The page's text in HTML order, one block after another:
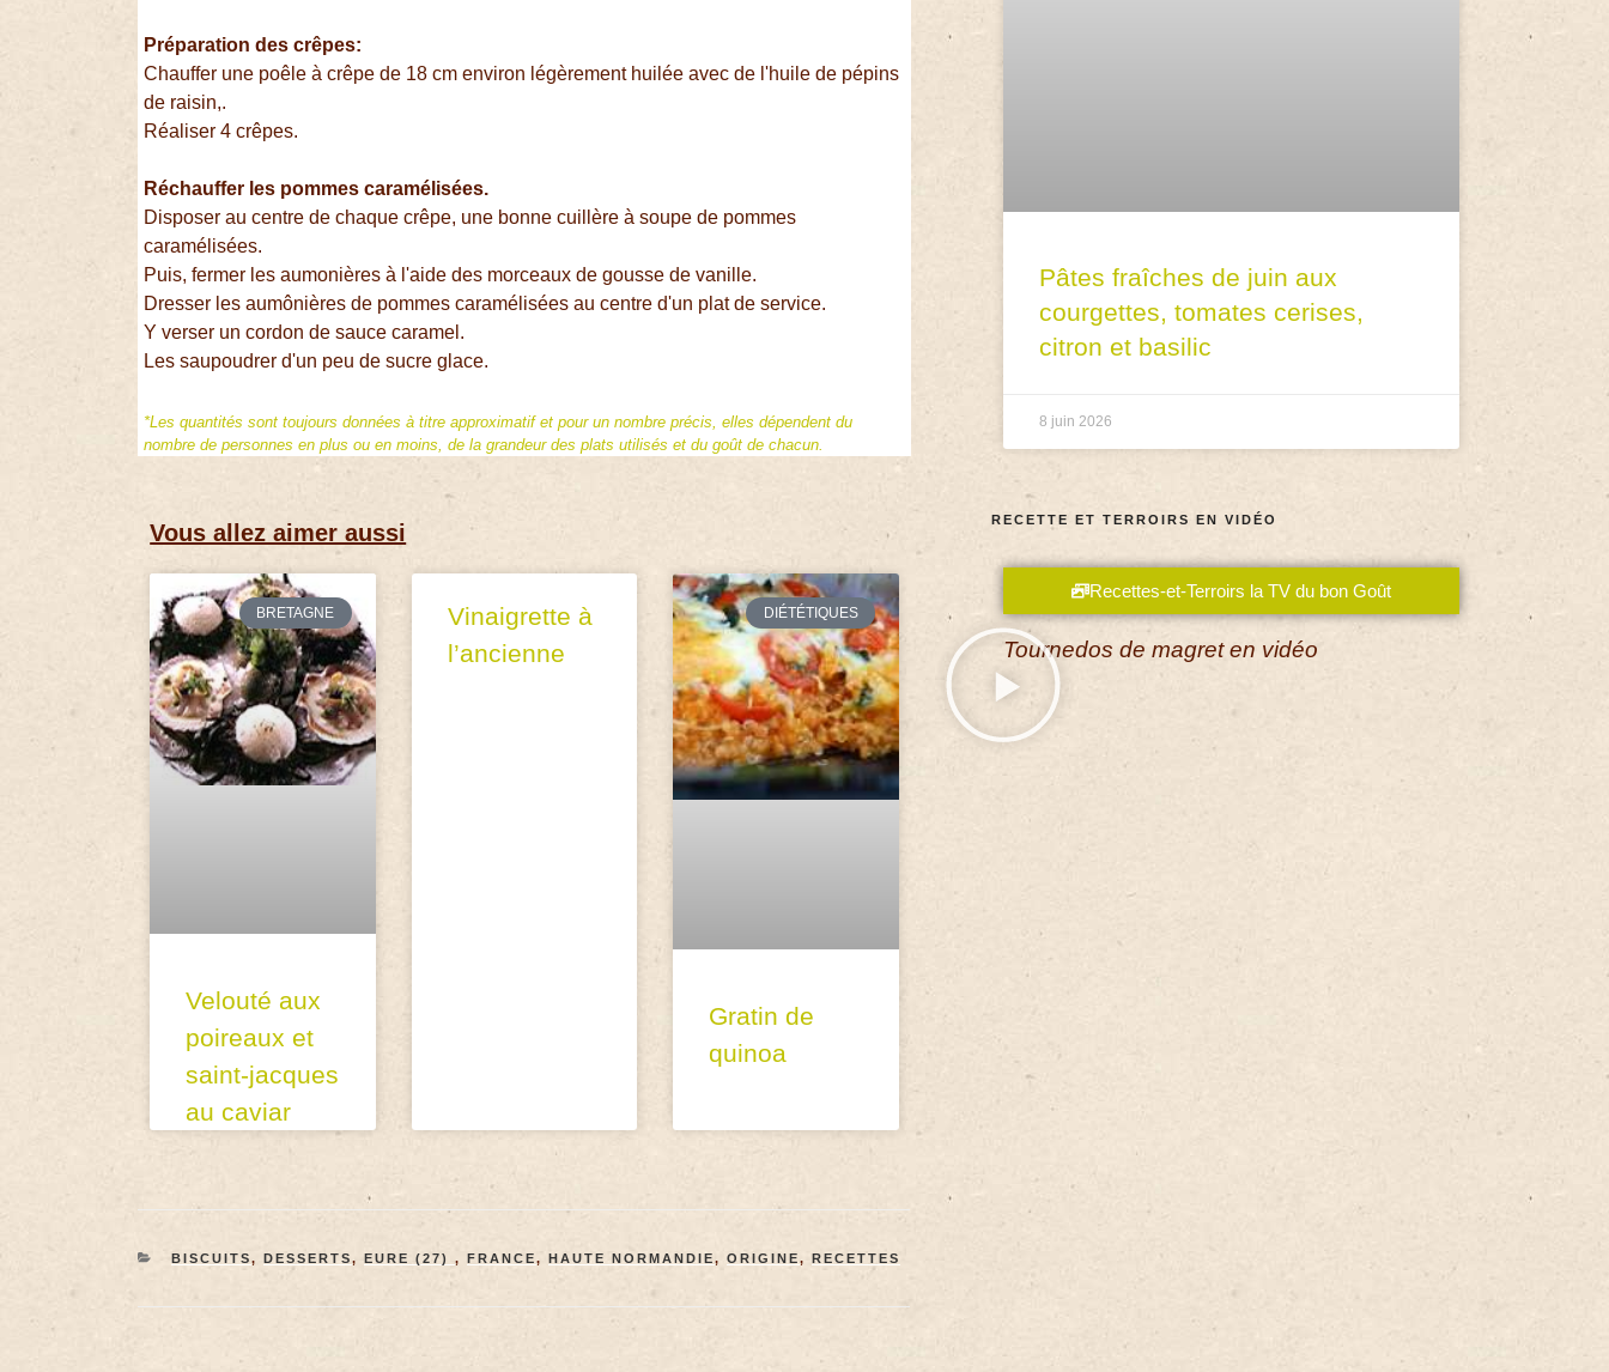
Préparation des crêpes:
Chauffer une poêle à crêpe de 18 cm environ légèrement huilée avec de l'huile de pépins
de raisin,.
Réaliser 4 crêpes.
Réchauffer les pommes caramélisées.
Disposer au centre de chaque crêpe, une bonne cuillère à soupe de pommes
caramélisées.
Puis, fermer les aumonières à l'aide des morceaux de gousse de vanille.
Dresser les aumônières de pommes caramélisées au centre d'un plat de service.
Y verser un cordon de sauce caramel.
Les saupoudrer d'un peu de sucre glace.
*Les quantités sont toujours données à titre approximatif et pour un nombre précis, elles dépendent du
nombre de personnes en plus ou en moins, de la grandeur des plats utilisés et du goût de chacun.
Vous allez aimer aussi
BRETAGNE
Velouté aux
poireaux et
saint-jacques
au caviar
Vinaigrette à
l’ancienne
DIÉTÉTIQUES
Gratin de
quinoa
BISCUITS, DESSERTS, EURE (27) , FRANCE, HAUTE NORMANDIE, ORIGINE, RECETTES
Pâtes fraîches de juin aux
courgettes, tomates cerises,
citron et basilic
8 juin 2026
RECETTE ET TERROIRS EN VIDÉO
Recettes-et-Terroirs la TV du bon Goût
Tournedos de magret en vidéo